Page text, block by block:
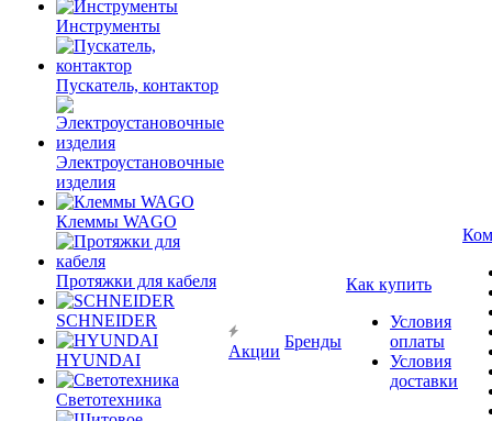
Инструменты
Пускатель, контактор
Электроустановочные
изделия
Клеммы WAGO
Протяжки для кабеля
SCHNEIDER
HYUNDAI
Светотехника
Акции
Бренды
Как купить
Условия
оплаты
Условия
доставки